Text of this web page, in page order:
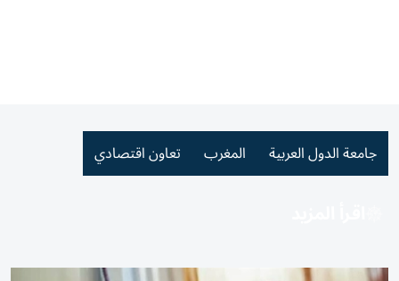
جامعة الدول العربية المغرب تعاون اقتصادي